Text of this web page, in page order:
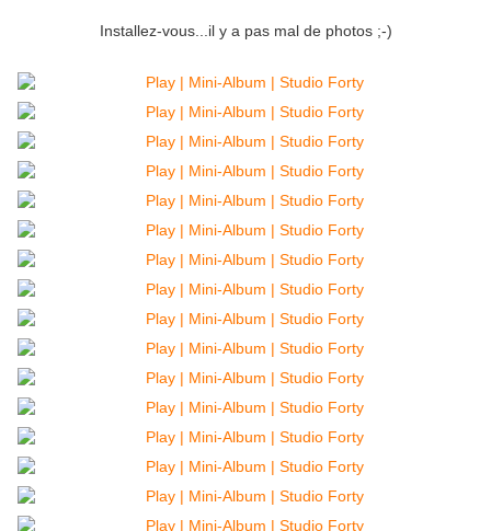
Installez-vous...il y a pas mal de photos ;-)